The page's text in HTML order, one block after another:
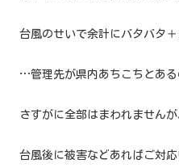
台風のせいで余計にバタバタ＋
…管理先が県内あちこちとある
さすがに全部はまわれませんが
台風後に被害などあればご対応